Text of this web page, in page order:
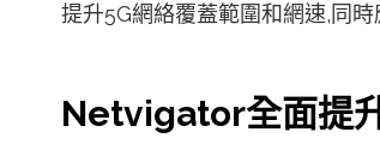
提升5G網絡覆蓋範圍和網速,同
Netvigator全面提